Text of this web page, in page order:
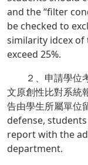
and the “filter
be checked to
similarity idcex
exceed 25%.
２、申請學位考
文原創性比對系統
告由學生所屬單
defense,
report with the
department.